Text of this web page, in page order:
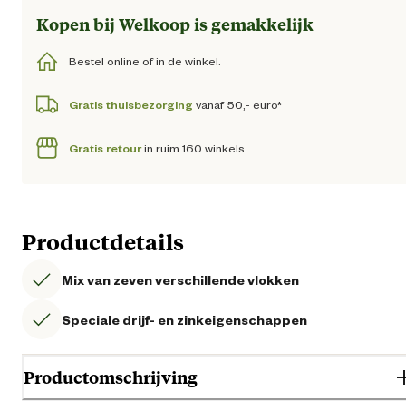
Kopen bij Welkoop is gemakkelijk
Bestel online of in de winkel.
Gratis thuisbezorging vanaf 50,- euro*
Gratis retourin ruim 160 winkels
Productdetails
Mix van zeven verschillende vlokken
Speciale drijf- en zinkeigenschappen
Productomschrijving